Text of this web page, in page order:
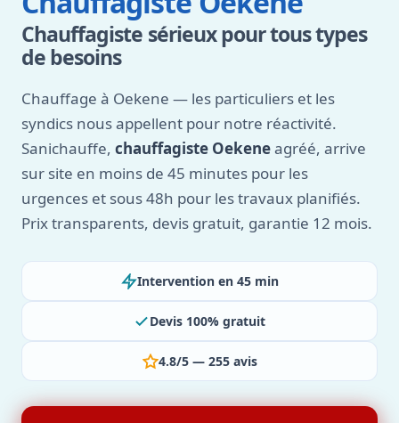
Chauffagiste sérieux pour tous types
de besoins
Chauffage à Oekene — les particuliers et les
syndics nous appellent pour notre réactivité.
Sanichauffe, chauffagiste Oekeneagréé, arrive
sur site en moins de 45 minutes pour les
urgences et sous 48h pour les travaux planifiés.
Prix transparents, devis gratuit, garantie 12 mois.
Intervention en 45 min
Devis 100% gratuit
4.8/5 — 255 avis